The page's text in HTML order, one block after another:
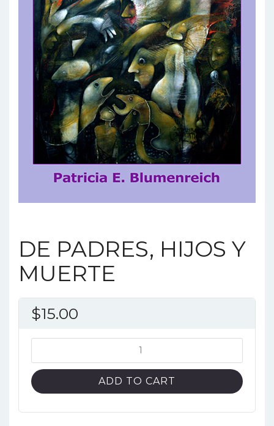
DE PADRES, HIJOS Y
MUERTE
$15.00
PADRES,
HIJOS
Y
ADD TO CART